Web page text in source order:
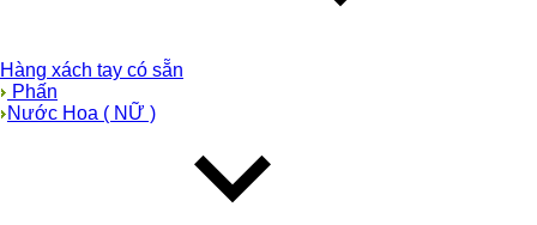
Hàng xách tay có sẵn
Phấn
Nước Hoa ( NỮ )